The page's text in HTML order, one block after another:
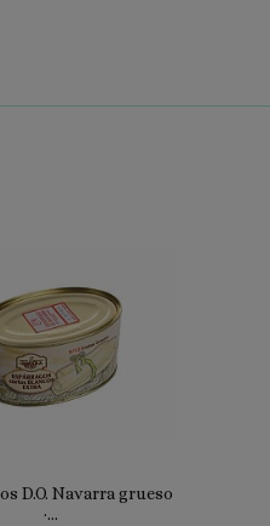
D.O. Navarra grueso
·...